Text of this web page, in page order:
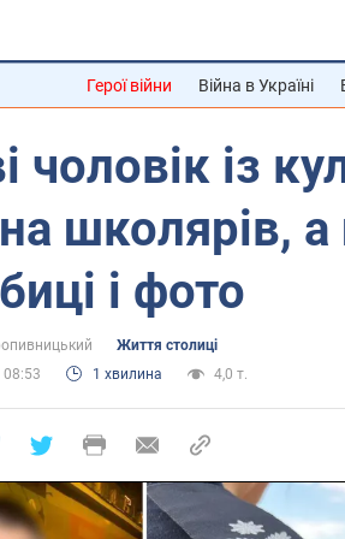
Герої війни Війна в Україні
чоловік із
школярів, а
і фото
Життя столиці
08:53
1 хвилина 4,0 т.